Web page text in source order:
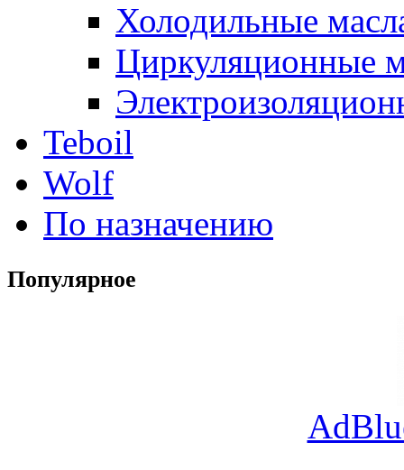
Холодильные
Циркуляционные
Teboil
Wolf
По назначению
Популярное